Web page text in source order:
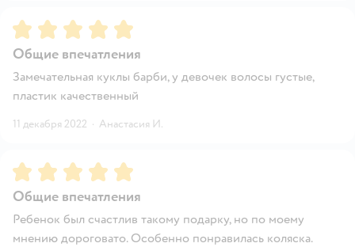
Рейтинг:5
Общие впечатления
Замечательная куклы барби, у девочек волосы густые,
пластик качественный
11 декабря 2022 · Анастасия И.
Рейтинг:5
Общие впечатления
Ребенок был счастлив такому подарку, но по моему
мнению дороговато. Особенно понравилась коляска.